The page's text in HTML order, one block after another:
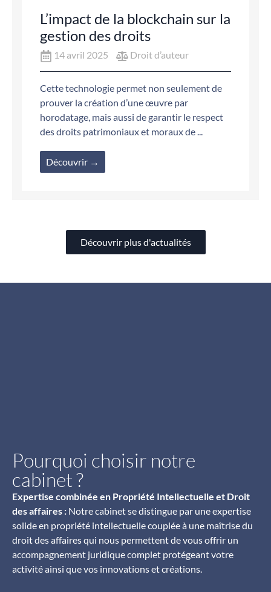
L’impact de la blockchain sur la
gestion des droits
14 avril 2025 Droit d’auteur
Cette technologie permet non seulement de
prouver la création d’une œuvre par
horodatage, mais aussi de garantir le respect
des droits patrimoniaux et moraux de ...
Découvrir →
Découvrir plus d'actualités
Pourquoi choisir notre
cabinet ?
Expertise combinée en Propriété Intellectuelle et Droit
des affaires : Notre cabinet se distingue par une expertise
solide en propriété intellectuelle couplée à une maîtrise du
droit des affaires qui nous permettent de vous offrir un
accompagnement juridique complet protégeant votre
activité ainsi que vos innovations et créations.